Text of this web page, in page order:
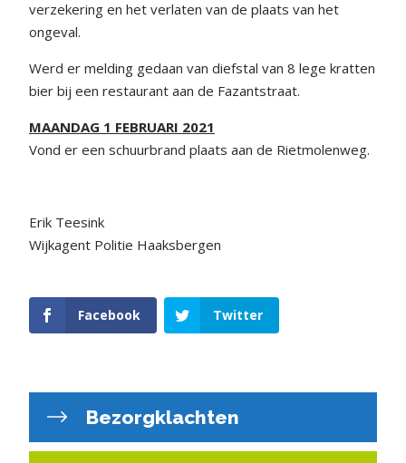
verzekering en het verlaten van de plaats van het
ongeval.
Werd er melding gedaan van diefstal van 8 lege kratten
bier bij een restaurant aan de Fazantstraat.
MAANDAG 1 FEBRUARI 2021
Vond er een schuurbrand plaats aan de Rietmolenweg.
Erik Teesink
Wijkagent Politie Haaksbergen
Facebook Twitter
Bezorgklachten